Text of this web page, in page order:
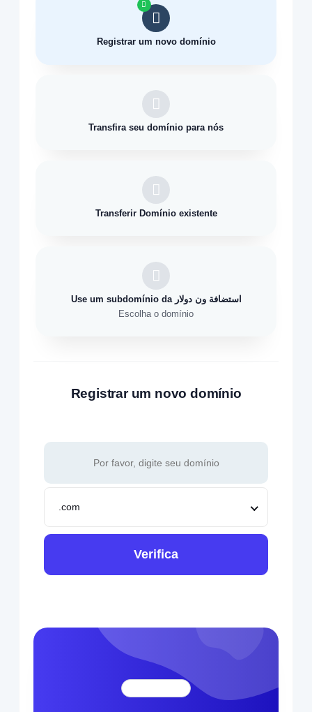
Registrar um novo domínio
Transfira seu domínio para nós
Transferir Domínio existente
Use um subdomínio da استضافة ون دولار
Escolha o domínio
Registrar um novo domínio
.com
Verifica